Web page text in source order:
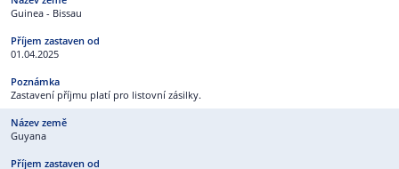
Guinea - Bissau
01.04.2025
Zastavení příjmu platí pro listovní zásilky.
Guyana